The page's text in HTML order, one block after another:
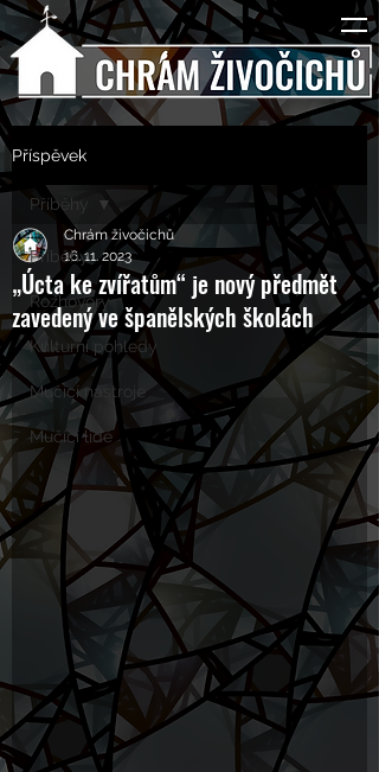
Příspěvek
Příběhy
Rozhovory
Kulturní pohledy
Mučící nástroje
Mučící lidé
Příběhy
„Úcta ke zvířatům“ je nový předmět
zavedený ve španělských školách
Chrám živočichů
16. 11. 2023